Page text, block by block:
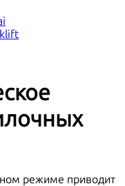
режиме приводит